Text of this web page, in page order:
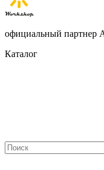
официальный партнер
Каталог